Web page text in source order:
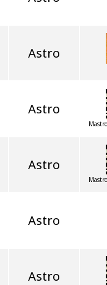
Astro
Astro
Astro
Astro
Astro